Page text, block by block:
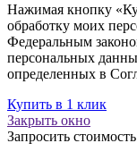
Нажимая кнопку
обработку моих
Федеральным
персональных
определенных в
Купить в 1 клик
Закрыть окно
Запросить